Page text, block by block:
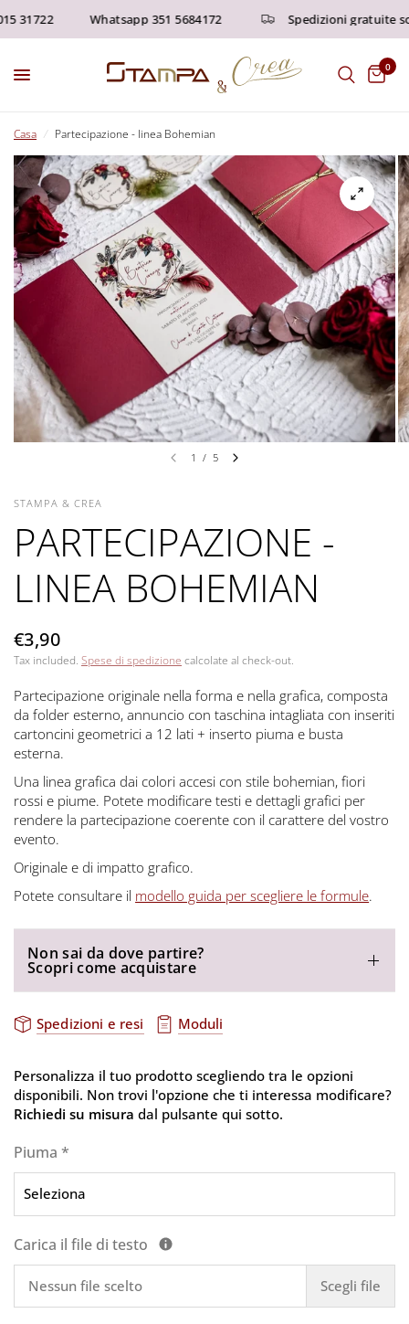
Whatsapp 351 5684172 Spedizioni gratuite
0
Casa / Partecipazione - linea Bohemian
1 / 5
STAMPA & CREA
PARTECIPAZIONE -
LINEA BOHEMIAN
€3,90
Tax included. Spese di spedizione calcolate al check-out.
Partecipazione originale nella forma e nella grafica, composta
da folder esterno, annuncio con taschina intagliata con inseriti
cartoncini geometrici a 12 lati + inserto piuma e busta
esterna.
Una linea grafica dai colori accesi con stile bohemian, fiori
rossi e piume. Potete modificare testi e dettagli grafici per
rendere la partecipazione coerente con il carattere del vostro
evento.
Originale e di impatto grafico.
Potete consultare il modello guida per scegliere le formule.
Non sai da dove partire?
Scopri come acquistare
Spedizioni e resi Moduli
Personalizza il tuo prodotto scegliendo tra le opzioni
disponibili. Non trovi l'opzione che ti interessa modificare?
Richiedi su misura dal pulsante qui sotto.
Piuma *
Carica il file di testo
Nessun file scelto Scegli file